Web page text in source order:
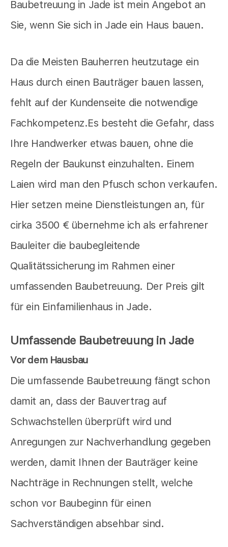
Baubetreuung in Jade ist mein Angebot an
Sie, wenn Sie sich in Jade ein Haus bauen.
Da die Meisten Bauherren heutzutage ein
Haus durch einen Bauträger bauen lassen,
fehlt auf der Kundenseite die notwendige
Fachkompetenz.Es besteht die Gefahr, dass
Ihre Handwerker etwas bauen, ohne die
Regeln der Baukunst einzuhalten. Einem
Laien wird man den Pfusch schon verkaufen.
Hier setzen meine Dienstleistungen an, für
cirka 3500 € übernehme ich als erfahrener
Bauleiter die baubegleitende
Qualitätssicherung im Rahmen einer
umfassenden Baubetreuung. Der Preis gilt
für ein Einfamilienhaus in Jade.
Umfassende Baubetreuung in Jade
Vor dem Hausbau
Die umfassende Baubetreuung fängt schon
damit an, dass der Bauvertrag auf
Schwachstellen überprüft wird und
Anregungen zur Nachverhandlung gegeben
werden, damit Ihnen der Bauträger keine
Nachträge in Rechnungen stellt, welche
schon vor Baubeginn für einen
Sachverständigen absehbar sind.